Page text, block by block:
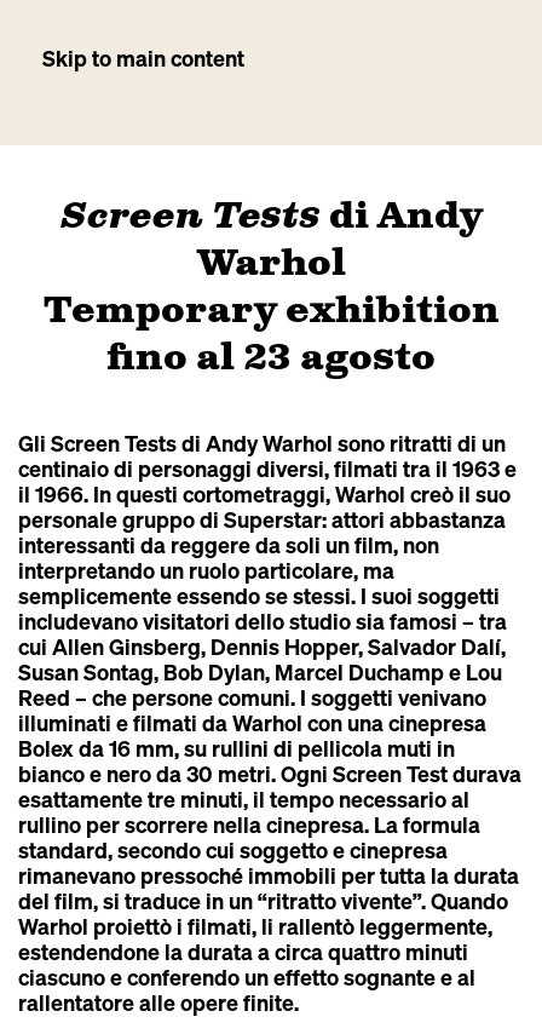
Skip to main content
Screen Tests di Andy
Warhol
Temporary exhibition
fino al 23 agosto
Gli Screen Tests di Andy Warhol sono ritratti di un
centinaio di personaggi diversi, filmati tra il 1963 e
il 1966. In questi cortometraggi, Warhol creò il suo
personale gruppo di Superstar: attori abbastanza
interessanti da reggere da soli un film, non
interpretando un ruolo particolare, ma
semplicemente essendo se stessi. I suoi soggetti
includevano visitatori dello studio sia famosi – tra
cui Allen Ginsberg, Dennis Hopper, Salvador Dalí,
Susan Sontag, Bob Dylan, Marcel Duchamp e Lou
Reed – che persone comuni. I soggetti venivano
illuminati e filmati da Warhol con una cinepresa
Bolex da 16 mm, su rullini di pellicola muti in
bianco e nero da 30 metri. Ogni Screen Test durava
esattamente tre minuti, il tempo necessario al
rullino per scorrere nella cinepresa. La formula
standard, secondo cui soggetto e cinepresa
rimanevano pressoché immobili per tutta la durata
del film, si traduce in un “ritratto vivente”. Quando
Warhol proiettò i filmati, li rallentò leggermente,
estendendone la durata a circa quattro minuti
ciascuno e conferendo un effetto sognante e al
rallentatore alle opere finite.